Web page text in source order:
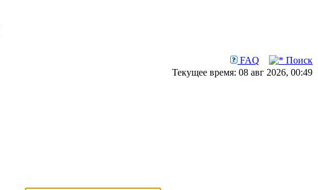
FAQ
Поиск
Текущее время: 08 авг 2026, 00:49